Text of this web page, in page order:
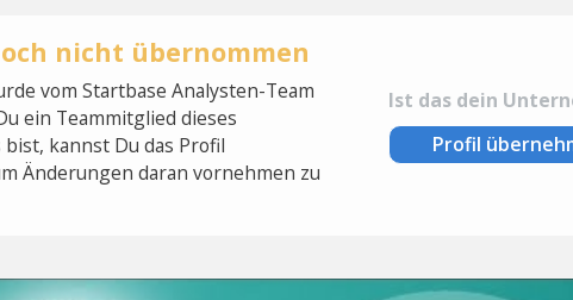
nicht übernommen
vom Startbase Analysten-Team
ein Teammitglied dieses
kannst Du das Profil
Änderungen daran vornehmen zu
Ist das dein
Profil